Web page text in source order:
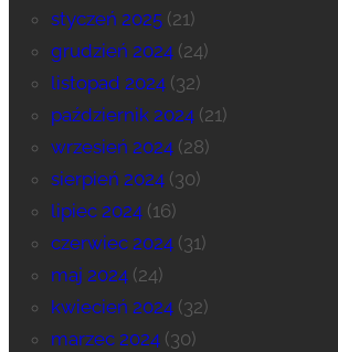
styczeń 2025(21)
grudzień 2024(24)
listopad 2024(32)
październik 2024(21)
wrzesień 2024(28)
sierpień 2024(30)
lipiec 2024(16)
czerwiec 2024(31)
maj 2024(24)
kwiecień 2024(32)
marzec 2024(30)